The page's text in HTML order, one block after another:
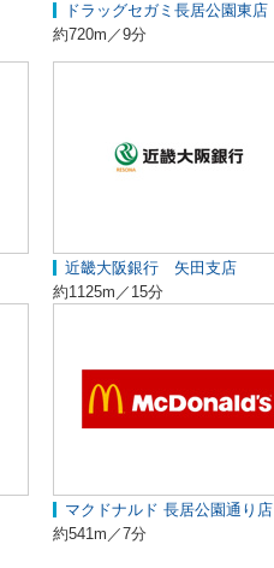
ドラッグセガミ長居公園東店
約720m／9分
近畿大阪銀行 矢田支店
約1125m／15分
マクドナルド 長居公園通り店
約541m／7分